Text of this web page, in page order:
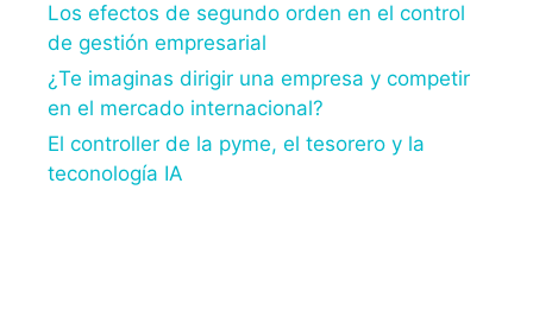
Los efectos de segundo orden en el control
de gestión empresarial
¿Te imaginas dirigir una empresa y competir
en el mercado internacional?
El controller de la pyme, el tesorero y la
teconología IA